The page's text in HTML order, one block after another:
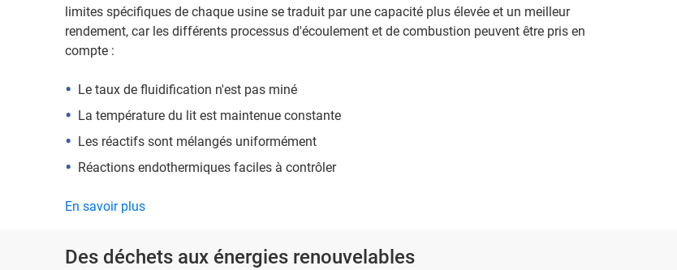
limites spécifiques de chaque usine se traduit par une capacité plus élevée et un meilleur
rendement, car les différents processus d'écoulement et de combustion peuvent être pris en
compte :
Le taux de fluidification n'est pas miné
La température du lit est maintenue constante
Les réactifs sont mélangés uniformément
Réactions endothermiques faciles à contrôler
En savoir plus
Des déchets aux énergies renouvelables